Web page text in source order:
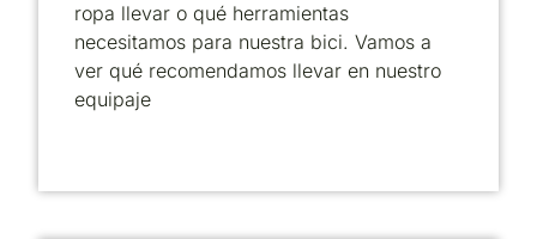
ropa llevar o qué herramientas
necesitamos para nuestra bici. Vamos a
ver qué recomendamos llevar en nuestro
equipaje